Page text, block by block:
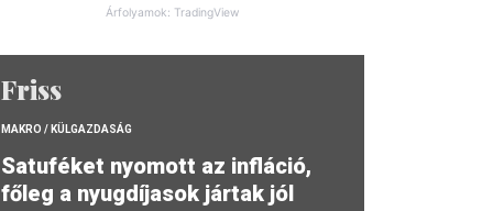
Árfolyamok: TradingView
Friss
MAKRO / KÜLGAZDASÁG
Satuféket nyomott az infláció,
főleg a nyugdíjasok jártak jól